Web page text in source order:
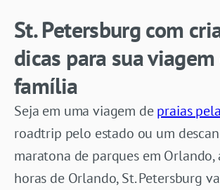
St. Petersburg com
dicas para sua
família
Seja em uma viagem depraias
roadtrip pelo estado ou um
maratona de parques em Orlando,
horas de Orlando, St. Petersburg